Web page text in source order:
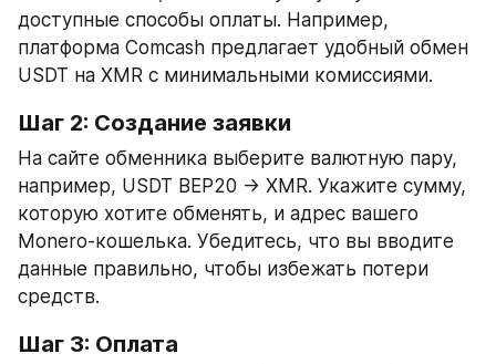
доступные способы оплаты. Например,
платформа Comcash предлагает удобный обмен
USDT на XMR с минимальными комиссиями.
Шаг 2: Создание заявки
На сайте обменника выберите валютную пару,
например, USDT BEP20 → XMR. Укажите сумму,
которую хотите обменять, и адрес вашего
Monero-кошелька. Убедитесь, что вы вводите
данные правильно, чтобы избежать потери
средств.
Шаг 3: Оплата